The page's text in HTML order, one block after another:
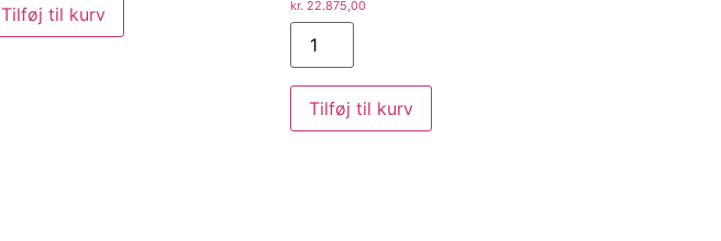
Tilføj til kurv
kr. 22.875,00
Tilføj til kurv